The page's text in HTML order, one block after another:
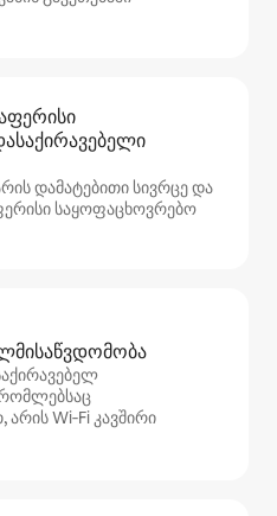
დამატებითი სივრცე და
საყოფაცხოვრებო
Wi‑Fi კავშირი